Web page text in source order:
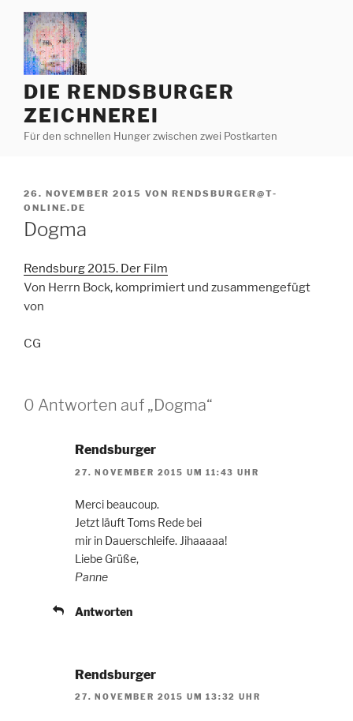
Zum
Inhalt
springen
DIE RENDSBURGER
ZEICHNEREI
Für den schnellen Hunger zwischen zwei Postkarten
VERÖFFENTLICHT
AM
26. NOVEMBER 2015 VON RENDSBURGER@T-
ONLINE.DE
Dogma
Rendsburg 2015. Der Film
Von Herrn Bock, komprimiert und zusammengefügt
von
CG
0 Antworten auf „Dogma“
Rendsburger
27. NOVEMBER 2015 UM 11:43 UHR
Merci beaucoup.
Jetzt läuft Toms Rede bei
mir in Dauerschleife. Jihaaaaa!
Liebe Grüße,
Panne
Antworten
Rendsburger
27. NOVEMBER 2015 UM 13:32 UHR